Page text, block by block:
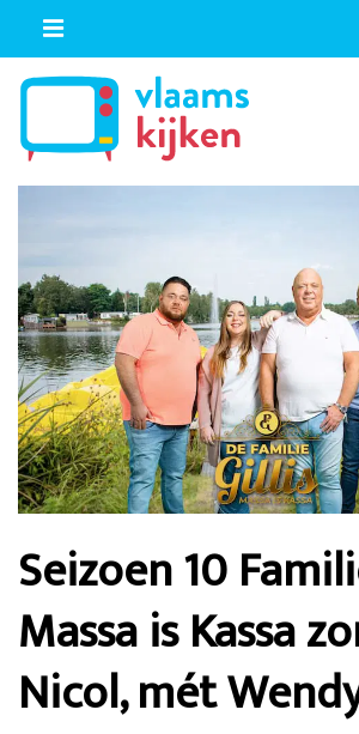
Seizoen 10
Massa is Kassa
Nicol, mét